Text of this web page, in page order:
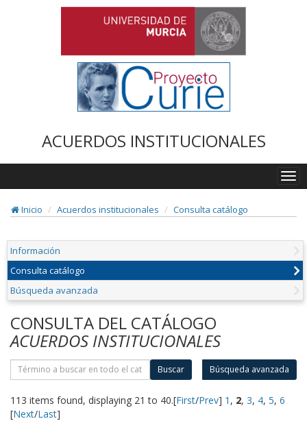
ACUERDOS INSTITUCIONALES
Inicio
Acuerdos institucionales Consulta catálogo
Información
Consulta catálogo
Búsqueda avanzada
CONSULTA DEL CATÁLOGO
ACUERDOS INSTITUCIONALES
Buscar Búsqueda avanzada
113 items found, displaying 21 to 40.[First/Prev] 1 , 2, 3, 4, 5, 6
[Next/Last]